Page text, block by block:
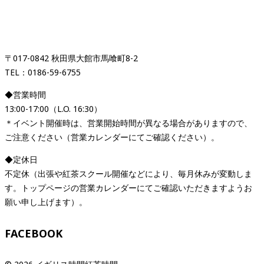
〒017-0842 秋田県大館市馬喰町8-2
TEL：0186-59-6755
◆営業時間
13:00-17:00（L.O. 16:30）
＊イベント開催時は、営業開始時間が異なる場合がありますので、
ご注意ください（営業カレンダーにてご確認ください）。
◆定休日
不定休（出張や紅茶スクール開催などにより、毎月休みが変動しま
す。トップページの営業カレンダーにてご確認いただきますようお
願い申し上げます）。
FACEBOOK